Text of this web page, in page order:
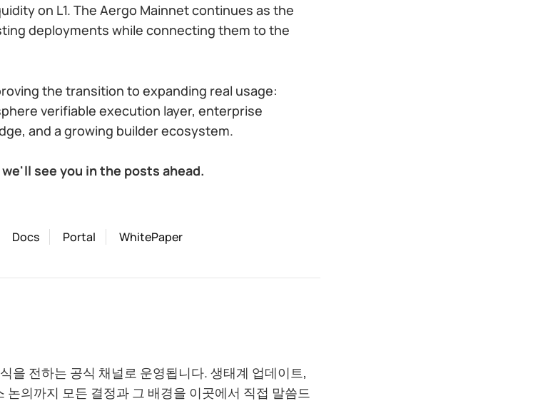
on L1. The Aergo Mainnet continues as the
deployments while connecting them to the
the transition to expanding real usage:
verifiable execution layer, enterprise
and a growing builder ecosystem.
see you in the posts ahead.
Docs Portal WhitePaper
을 전하는 공식 채널로 운영됩니다. 생태계 업데이트,
의까지 모든 결정과 그 배경을 이곳에서 직접 말씀드